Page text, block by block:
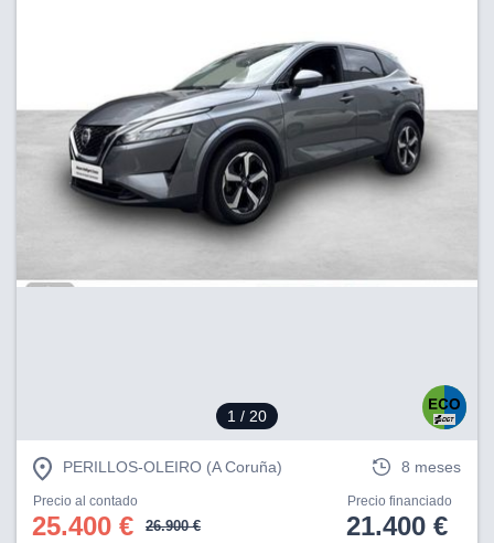
1 / 20
PERILLOS-OLEIRO (A Coruña) 8 meses
Precio al contado
25.400 € 26.900 €
Precio financiado
21.400 €